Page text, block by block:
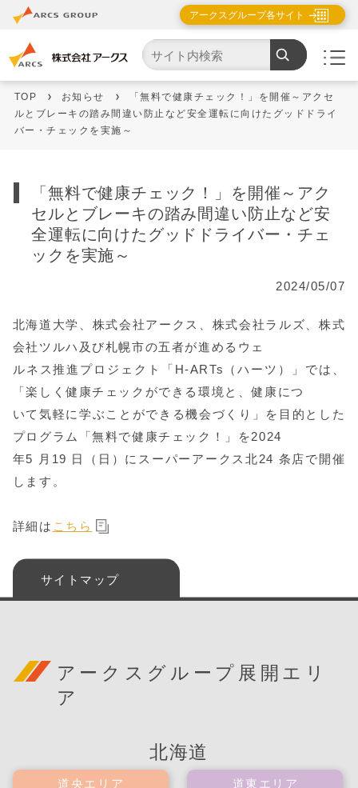
アークスグループ各サイト
TOP お知らせ
「無料で健康チェック！」を開催～アクセ
ルとブレーキの踏み間違い防止など安全運転に向けたグッドドライ
バー・チェックを実施～
「無料で健康チェック！」を開催～アク
セルとブレーキの踏み間違い防止など安
全運転に向けたグッドドライバー・チェ
ックを実施～
2024/05/07
北海道大学、株式会社アークス、株式会社ラルズ、株式
会社ツルハ及び札幌市の五者が進めるウェ
ルネス推進プロジェクト「H-ARTs（ハーツ）」では、
「楽しく健康チェックができる環境と、健康につ
いて気軽に学ぶことができる機会づくり」を目的とした
プログラム「無料で健康チェック！」を2024
年5 月19 日（日）にスーパーアークス北24 条店で開催
します。
詳細は こちら
サイトマップ
アークスグループ展開エリ
ア
北海道
道央エリア 道東エリア